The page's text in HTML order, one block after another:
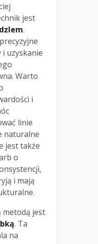
jest
.
i uzyskanie
Warto
i
linie
naturalne
jest także
o
i mają
jest
. Ta
na